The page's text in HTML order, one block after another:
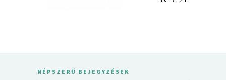
NÉPSZERŰ BEJEGYZÉSEK